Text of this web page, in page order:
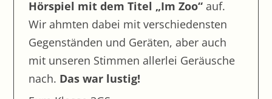
Besuch im Deutschen Museum München
Betriebsbesichtigung in der Bäckerei Gaisbauer
Abschlussfahrt Berlin
Brutschrank AG
Hörspiel mit dem Titel „Im Zoo“ auf.
Wir ahmten dabei mit verschiedensten
Gegenständen und Geräten, aber auch
mit unseren Stimmen allerlei Geräusche
nach. Das war lustig!